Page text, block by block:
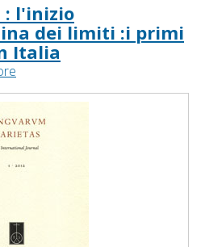
: l'inizio
dei limiti :i primi
Italia